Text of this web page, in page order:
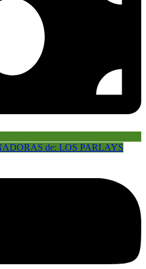
de: LOS PARLAYS